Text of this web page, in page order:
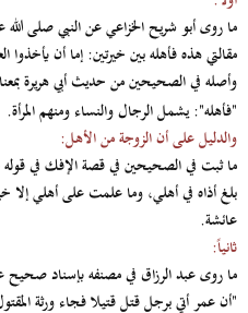
ما روى أبو شريح الخزاعي عن النبي صلى
مقالتي هذه فأهله بين خيرتين: إما أن يأخذوا
وأصله في الصحيحين من حديث أبي هريرة
"فأهله":يشمل الرجال والنساء ومنهم المرأة.
والدليل على أن الزوجة من الأهل:
ما ثبت في الصحيحين في قصة الإفك في
بلغ أذاه في أهلي، وما علمت على أهلي إلا
عائشة.
ثانياً:
ما روى عبد الرزاق في مصنفه بإسناد
"أن عمر أتي برجل قتل قتيلا فجاء ورثة